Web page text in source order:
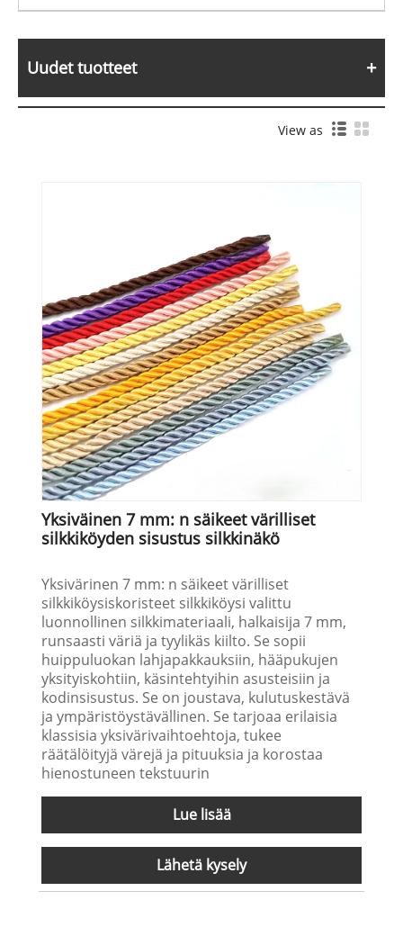
Uudet tuotteet
View as
Yksiväinen 7 mm: n säikeet värilliset
silkkiköyden sisustus silkkinäkö
Yksivärinen 7 mm: n säikeet värilliset
silkkiköysiskoristeet silkkiköysi valittu
luonnollinen silkkimateriaali, halkaisija 7 mm,
runsaasti väriä ja tyylikäs kiilto. Se sopii
huippuluokan lahjapakkauksiin, hääpukujen
yksityiskohtiin, käsintehtyihin asusteisiin ja
kodinsisustus. Se on joustava, kulutuskestävä
ja ympäristöystävällinen. Se tarjoaa erilaisia
klassisia yksivärivaihtoehtoja, tukee
räätälöityjä värejä ja pituuksia ja korostaa
hienostuneen tekstuurin
Lue lisää
Lähetä kysely